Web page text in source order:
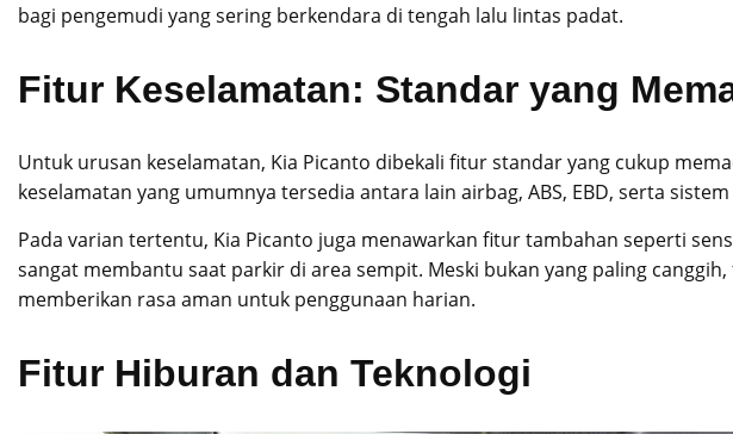
bagi pengemudi yang sering berkendara di tengah lalu lintas padat.
Fitur Keselamatan: Standar yang
Untuk urusan keselamatan, Kia Picanto dibekali fitur standar yang cukup
keselamatan yang umumnya tersedia antara lain airbag, ABS, EBD, serta
Pada varian tertentu, Kia Picanto juga menawarkan fitur tambahan seperti
sangat membantu saat parkir di area sempit. Meski bukan yang paling
memberikan rasa aman untuk penggunaan harian.
Fitur Hiburan dan Teknologi